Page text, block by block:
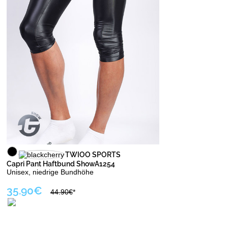
TWIOO SPORTS
Capri Pant Haftbund ShowA1254
Unisex, niedrige Bundhöhe
35.90€ 44.90€*